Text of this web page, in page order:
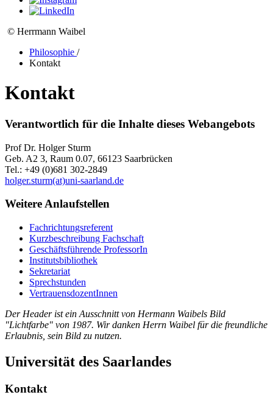
© Herrmann Waibel
Philosophie /
Kontakt
Kontakt
Verantwortlich für die Inhalte dieses Webangebots
Prof Dr. Holger Sturm
Geb. A2 3, Raum 0.07, 66123 Saarbrücken
Tel.: +49 (0)681 302-2849
holger.sturm(at)uni-saarland.de
Weitere Anlaufstellen
Fachrichtungsreferent
Kurzbeschreibung Fachschaft
Geschäftsführende ProfessorIn
Institutsbibliothek
Sekretariat
Sprechstunden
VertrauensdozentInnen
Der Header ist ein Ausschnitt von Hermann Waibels Bild
"Lichtfarbe" von 1987. Wir danken Herrn Waibel für die freundliche
Erlaubnis, sein Bild zu nutzen.
Universität des Saarlandes
Kontakt